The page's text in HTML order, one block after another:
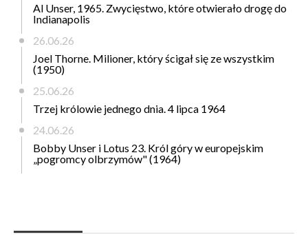
Al Unser, 1965. Zwycięstwo, które otwierało drogę do
Indianapolis
26.06.26
Joel Thorne. Milioner, który ścigał się ze wszystkim
(1950)
25.06.26
Trzej królowie jednego dnia. 4 lipca 1964
24.06.26
Bobby Unser i Lotus 23. Król góry w europejskim
„pogromcy olbrzymów" (1964)